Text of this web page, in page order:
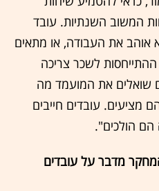
המשוב השנתיות. עובד
את העבודה, או מתאים
לשכר צריכה
שואלים את המועמד מה
מציעים. עובדים חייבים
הם הולכים".
מדבר על עובדים